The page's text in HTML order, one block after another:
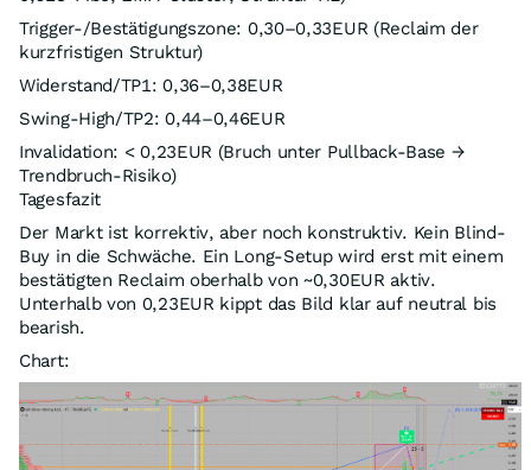
Trigger-/Bestätigungszone: 0,30–0,33EUR (Reclaim der
kurzfristigen Struktur)
Widerstand/TP1: 0,36–0,38EUR
Swing-High/TP2: 0,44–0,46EUR
Invalidation: < 0,23EUR (Bruch unter Pullback-Base →
Trendbruch-Risiko)
Tagesfazit
Der Markt ist korrektiv, aber noch konstruktiv. Kein Blind-
Buy in die Schwäche. Ein Long-Setup wird erst mit einem
bestätigten Reclaim oberhalb von ~0,30EUR aktiv.
Unterhalb von 0,23EUR kippt das Bild klar auf neutral bis
bearish.
Chart: